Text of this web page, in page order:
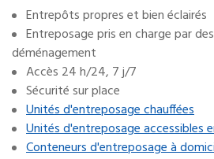
Entrepôts propres et bien éclairés
Entreposage pris en charge par
déménagement
Accès 24 h/24, 7 j/7
Sécurité sur place
Unités d'entreposage chauffées
Unités d'entreposage accessibles
Conteneurs d'entreposage à